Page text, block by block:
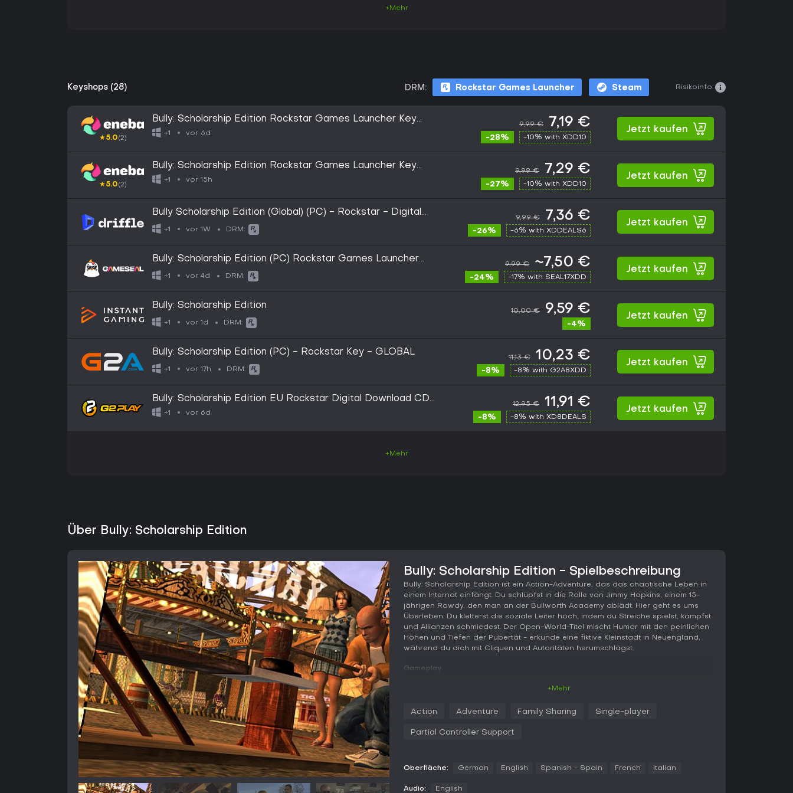
+Mehr
Keyshops (28) DRM: Rockstar Games Launcher Steam Risikoinfo:
★5.0(2)
Bully: Scholarship Edition Rockstar Games Launcher Key
GLOBAL
+1 vor 6d
9,99 € 7,19 €
-28% -10% with XDD10
Jetzt kaufen
★5.0(2)
Bully: Scholarship Edition Rockstar Games Launcher Key
EUROPE
+1 vor 15h
9,99 € 7,29 €
-27% -10% with XDD10
Jetzt kaufen
Bully Scholarship Edition (Global) (PC) - Rockstar - Digital
Key
+1 vor 1W DRM:
9,99 € 7,36 €
-26% -6% with XDDEALS6
Jetzt kaufen
Bully: Scholarship Edition (PC) Rockstar Games Launcher
Key - GLOBAL
+1 vor 4d DRM:
9,99 € ~7,50 €
-24% -17% with SEAL17XDD
Jetzt kaufen
Bully: Scholarship Edition
+1 vor 1d DRM:
10,00 € 9,59 €
-4%
Jetzt kaufen
Bully: Scholarship Edition (PC) - Rockstar Key - GLOBAL
+1 vor 17h DRM:
11,13 € 10,23 €
-8% -8% with G2A8XDD
Jetzt kaufen
Bully: Scholarship Edition EU Rockstar Digital Download CD
Key
+1 vor 6d
12,95 € 11,91 €
-8% -8% with XD8DEALS
Jetzt kaufen
+Mehr
Über Bully: Scholarship Edition
Bully: Scholarship Edition - Spielbeschreibung
Bully: Scholarship Edition ist ein Action-Adventure, das das chaotische Leben in
einem Internat einfängt. Du schlüpfst in die Rolle von Jimmy Hopkins, einem 15-
jährigen Rowdy, den man an der Bullworth Academy ablädt. Hier geht es ums
Überleben: Du kletterst die soziale Leiter hoch, indem du Streiche spielst, kämpfst
und Allianzen schmiedest. Der Open-World-Titel mischt Humor mit den peinlichen
Höhen und Tiefen der Pubertät - erkunde eine fiktive Kleinstadt in Neuengland,
während du dich mit Cliquen und Autoritäten herumschlägst.
Gameplay
Unterwegs gehst du zu Fuß, auf dem Skateboard oder mit dem Fahrrad - das
Unterricht wird zu Minigames, die neue Fähigkeiten freischalten, etwa verbesserte
Kämpfe sind zentral, mit Nahkampf und improvisierten Waffen wie Schleudern,
Bei Regelbrüchen füllt er sich, Prefects oder Cops hetzen dir nach, schnappen
+Mehr
Action Adventure Family Sharing Single-player
Partial Controller Support
Oberfläche: German English Spanish - Spain French Italian
Audio: English